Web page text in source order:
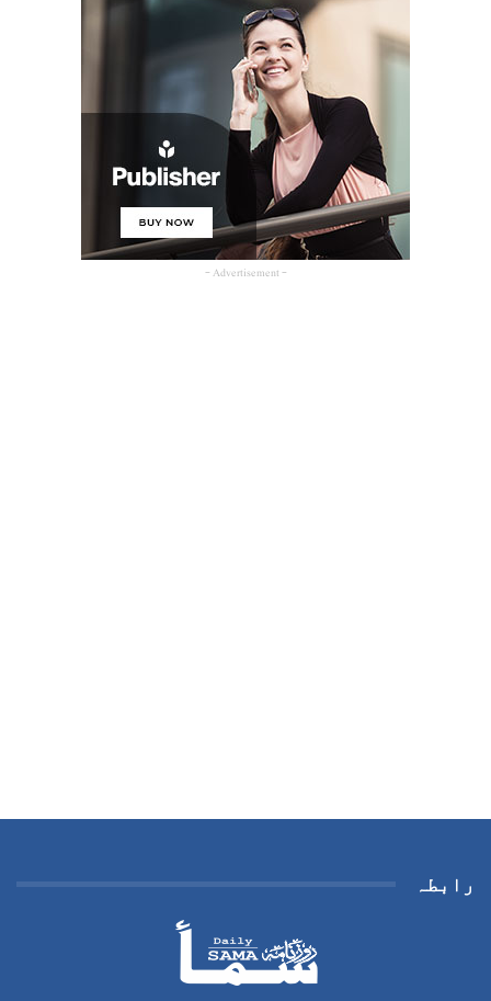
- Advertisement -
رابطہ